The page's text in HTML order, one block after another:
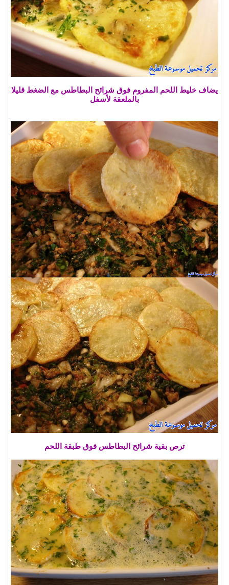
يضاف خليط اللحم المفروم فوق شرائح البطاطس مع الضغط قليلا
بالملعقة لأسفل
ترص بقية شرائح البطاطس فوق طبقة اللحم